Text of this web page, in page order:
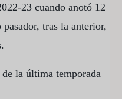
23 cuando anotó 12
tras la anterior,
la última temporada